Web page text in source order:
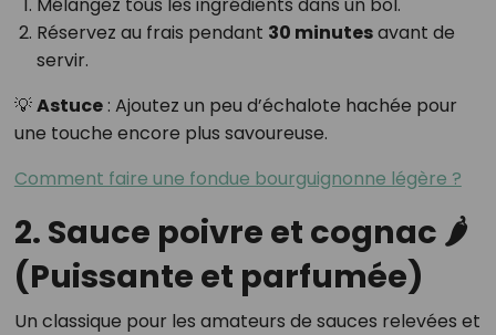
Mélangez tous les ingrédients dans un bol.
Réservez au frais pendant 30 minutesavant de
servir.
💡Astuce: Ajoutez un peu d’échalote hachée pour
une touche encore plus savoureuse.
Comment faire une fondue bourguignonne légère ?
2. Sauce poivre et cognac 🌶️
(Puissante et parfumée)
Un classique pour les amateurs de sauces relevées et